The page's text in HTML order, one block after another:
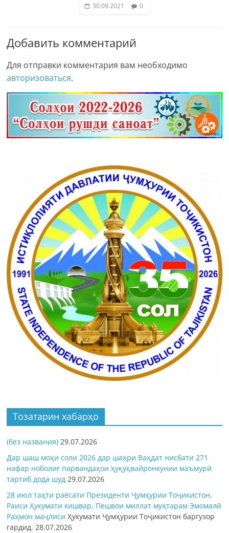
30.09.2021 0
Добавить комментарий
Для отправки комментария вам необходимо
авторизоваться.
Тозатарин хабарҳо
(без названия) 29.07.2026
Дар шаш моҳи соли 2026 дар шаҳри Ваҳдат нисбати 271
нафар ноболиғ парвандаҳои ҳуқуқвайронкунии маъмурӣ
тартиб дода шуд 29.07.2026
28 июл таҳти раёсати Президенти Ҷумҳурии Тоҷикистон,
Раиси Ҳукумати кишвар, Пешвои миллат муҳтарам Эмомалӣ
Раҳмон маҷлисиҲукумати Ҷумҳурии Тоҷикистон баргузор
гардид.28.07.2026